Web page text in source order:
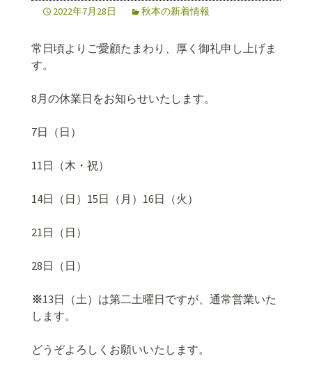
2022年7月28日 秋本の新着情報
常日頃よりご愛顧たまわり、厚く御礼申し上げま
す。
8月の休業日をお知らせいたします。
7日（日）
11日（木・祝）
14日（日）15日（月）16日（火）
21日（日）
28日（日）
※13日（土）は第二土曜日ですが、通常営業いた
します。
どうぞよろしくお願いいたします。